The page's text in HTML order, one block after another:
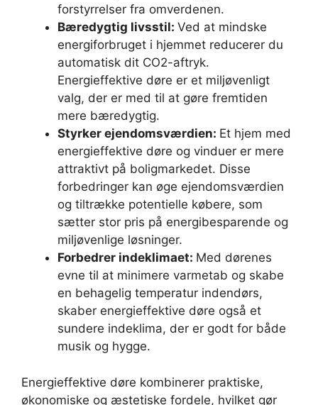
forstyrrelser fra omverdenen.
Bæredygtig livsstil: Ved at mindske
energiforbruget i hjemmet reducerer du
automatisk dit CO2-aftryk.
Energieffektive døre er et miljøvenligt
valg, der er med til at gøre fremtiden
mere bæredygtig.
Styrker ejendomsværdien: Et hjem med
energieffektive døre og vinduer er mere
attraktivt på boligmarkedet. Disse
forbedringer kan øge ejendomsværdien
og tiltrække potentielle købere, som
sætter stor pris på energibesparende og
miljøvenlige løsninger.
Forbedrer indeklimaet: Med dørenes
evne til at minimere varmetab og skabe
en behagelig temperatur indendørs,
skaber energieffektive døre også et
sundere indeklima, der er godt for både
musik og hygge.
Energieffektive døre kombinerer praktiske,
økonomiske og æstetiske fordele, hvilket gør